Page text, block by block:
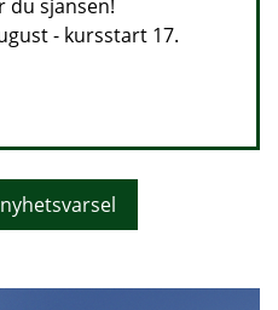
du sjansen!
- kursstart 17.